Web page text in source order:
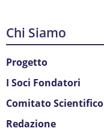
Chi Siamo
Progetto
I Soci Fondatori
Comitato Scientifico
Redazione